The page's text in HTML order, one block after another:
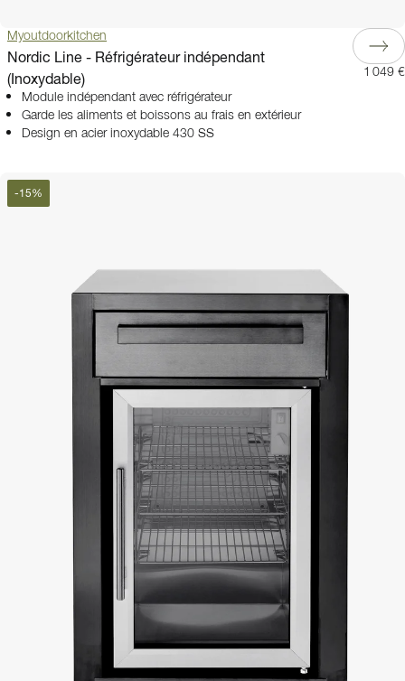
Myoutdoorkitchen
Nordic Line - Réfrigérateur indépendant
(Inoxydable)
Module indépendant avec réfrigérateur
Garde les aliments et boissons au frais en extérieur
Design en acier inoxydable 430 SS
1 049 €
-15%